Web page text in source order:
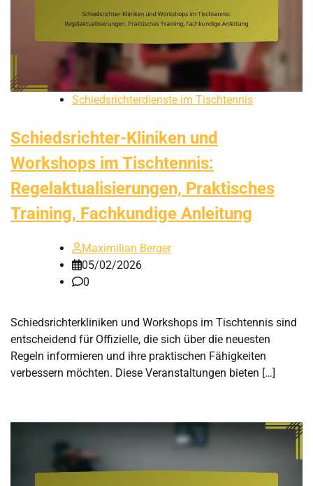
Schiedsrichterdienste im Tischtennis
Schiedsrichter-Kliniken und
Workshops im Tischtennis:
Regelaktualisierungen, Praktisches
Training, Fachkundige Anleitung
Maximilian Berger
05/02/2026
0
Schiedsrichterkliniken und Workshops im Tischtennis sind
entscheidend für Offizielle, die sich über die neuesten
Regeln informieren und ihre praktischen Fähigkeiten
verbessern möchten. Diese Veranstaltungen bieten […]